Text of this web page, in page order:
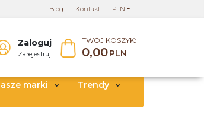
PLN
Blog Kontakt
Zaloguj
Zarejestruj
TWÓJ KOSZYK:
0,00PLN
marki
Trendy